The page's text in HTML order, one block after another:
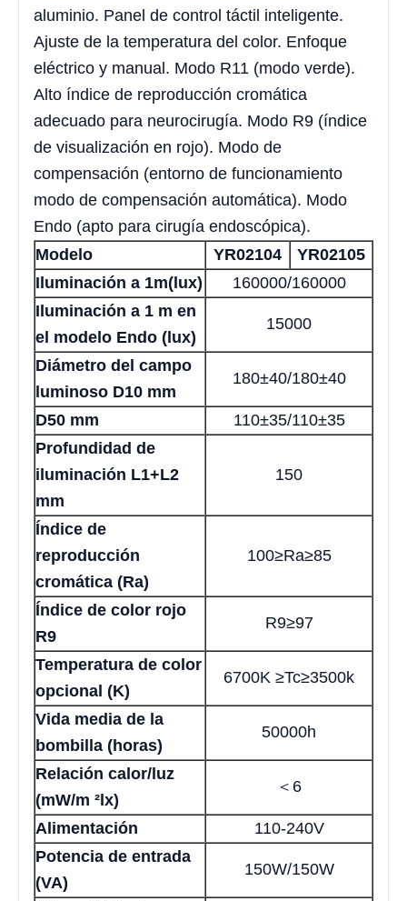
aluminio. Panel de control táctil inteligente.
Ajuste de la temperatura del color. Enfoque
eléctrico y manual. Modo R11 (modo verde).
Alto índice de reproducción cromática
adecuado para neurocirugía. Modo R9 (índice
de visualización en rojo). Modo de
compensación (entorno de funcionamiento
modo de compensación automática). Modo
Endo (apto para cirugía endoscópica).
Modelo
YR02104
YR02105
Iluminación a 1m(lux)
160000/160000
Iluminación a 1 m en
el modelo Endo (lux)
15000
Diámetro del campo
luminoso D10 mm
180±40/180±40
D50 mm
110±35/110±35
Profundidad de
iluminación L1+L2
mm
150
Índice de
reproducción
cromática (Ra)
100≥Ra≥85
Índice de color rojo
R9
R9≥97
Temperatura de color
opcional (K)
6700K ≥Tc≥3500k
Vida media de la
bombilla (horas)
50000h
Relación calor/luz
(mW/m ²lx)
＜6
Alimentación
110-240V
Potencia de entrada
(VA)
150W/150W